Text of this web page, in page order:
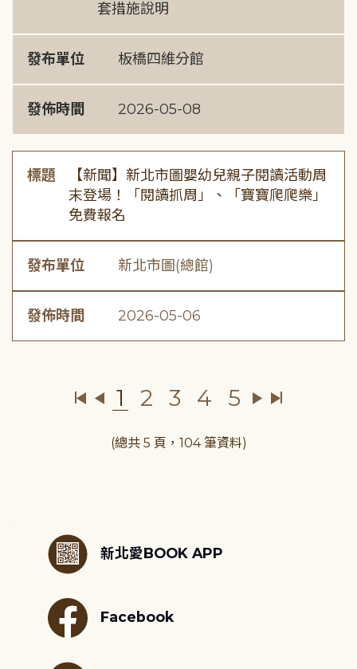
套措施說明
發布單位 板橋四維分館
發佈時間 2026-05-08
標題
【新聞】新北市圖嬰幼兒親子閱讀活動周
末登場！「閱讀抓周」、「寶寶爬爬樂」
免費報名
發布單位 新北市圖(總館)
發佈時間 2026-05-06
1 2 3 4 5
(總共 5 頁，104 筆資料)
新北愛BOOK APP
Facebook